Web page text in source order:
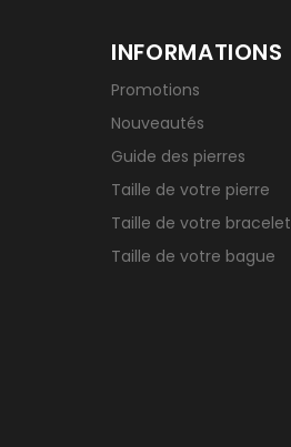
INFORMATIONS
Promotions
Nouveautés
Guide des pierres
Taille de votre pierre
Taille de votre bracelet
Taille de votre bague